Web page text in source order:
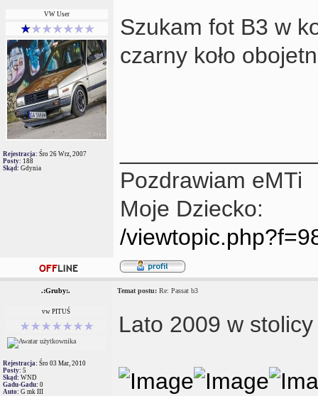
VW User
Rejestracja: Śro 26 Wrz, 2007
Posty: 188
Skąd: Gdynia
Szukam fot B3 w
czarny koło
Pozdrawiam eMTi
Moje Dziecko:
/
.:Gruby:. Temat postu: Re: Passat b3
vw PITUŚ
Rejestracja: Śro 03 Mar, 2010
Posty: 5
Skąd: WND
Gadu-Gadu: 0
Auto: G mk III
Lato 2009 w